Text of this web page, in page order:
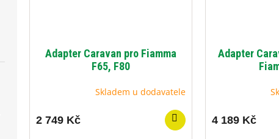
Adapter Caravan pro Fiamma
F65, F80
Skladem u dodavatele
2 749 Kč
Adapter
4 189 Kč